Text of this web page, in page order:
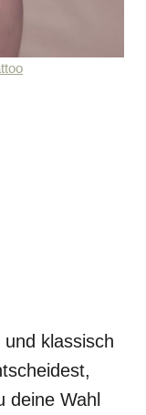
klassisch
deine Wahl